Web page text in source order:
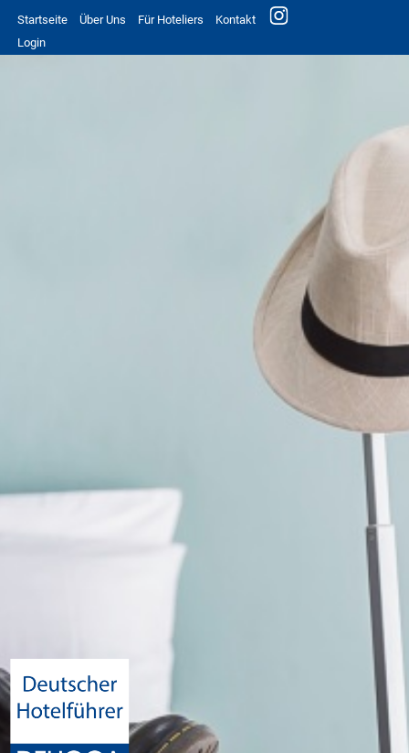
Startseite Über Uns Für Hoteliers
Kontakt
Login